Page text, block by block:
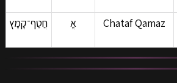
חֲטַף־קָמָץ
אֳ Chataf Qamaz